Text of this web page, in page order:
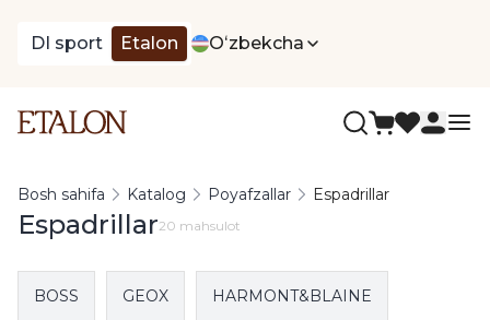
DI sport Etalon Oʻzbekcha
Bosh sahifa Katalog Poyafzallar Espadrillar
Espadrillar20 mahsulot
BOSS GEOX HARMONT&BLAINE